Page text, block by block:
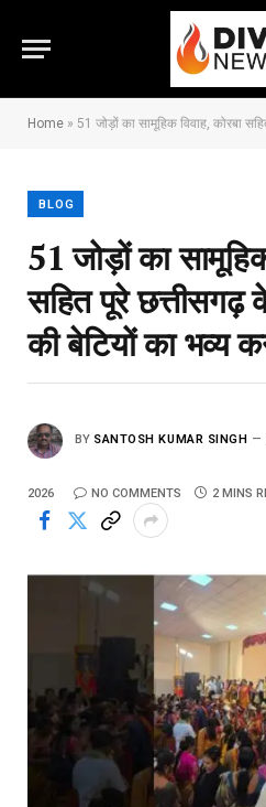
Home » 51 जोड़ों का सामूहिक विवाह, कोरबा सहित पूरे
BLOG
51 जोड़ों का
सहित पूरे छत्तीसगढ़
की बेटियों का भव्य
BY SANTOSH KUMAR SINGH
2026 NO COMMENTS 2 MINS